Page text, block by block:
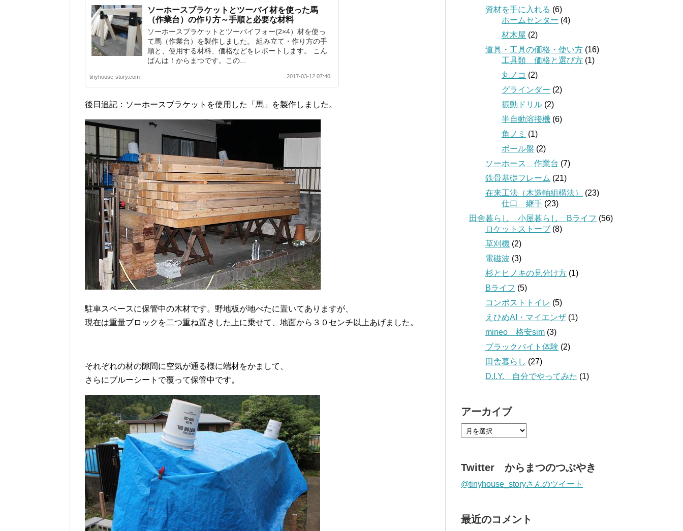
ソーホースブラケットとツーバイ材を使った馬
（作業台）の作り方～手順と必要な材料
ソーホースブラケットとツーバイフォー(2×4）材を使っ
て馬（作業台）を製作しました。 組み立て・作り方の手
順と、使用する材料、価格などをレポートします。 こん
ばんは！からまつです。この...
tinyhouse-story.com 2017-03-12 07:40
後日追記：ソーホースブラケットを使用した「馬」を製作しました。
駐車スペースに保管中の木材です。野地板が地べたに置いてありますが、
現在は重量ブロックを二つ重ね置きした上に乗せて、地面から３０センチ以上あげました。
それぞれの材の隙間に空気が通る様に端材をかまして、
さらにブルーシートで覆って保管中です。
資材を手に入れる (6)
ホームセンター (4)
材木屋 (2)
道具・工具の価格・使い方 (16)
工具類 価格と選び方 (1)
丸ノコ (2)
グラインダー (2)
振動ドリル (2)
半自動溶接機 (6)
角ノミ (1)
ボール盤 (2)
ソーホース 作業台 (7)
鉄骨基礎フレーム (21)
在来工法（木造軸組構法）
(23)
仕口 継手 (23)
田舎暮らし 小屋暮らし Bライフ (56)
ロケットストーブ (8)
草刈機 (2)
電磁波 (3)
杉とヒノキの見分け方 (1)
Bライフ (5)
コンポストトイレ (5)
えひめAI・マイエンザ (1)
mineo 格安sim (3)
ブラックバイト体験 (2)
田舎暮らし (27)
D.I.Y. 自分でやってみた (1)
アーカイブ
Twitter からまつのつぶやき
@tinyhouse_storyさんのツイート
最近のコメント